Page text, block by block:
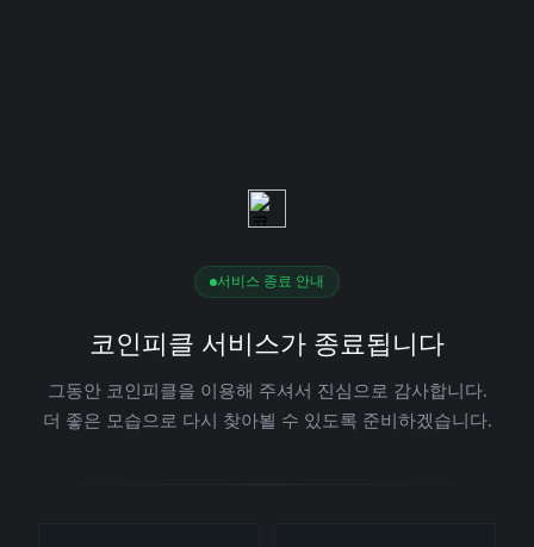
서비스 종료 안내
코인피클 서비스가 종료됩니다
그동안 코인피클을 이용해 주셔서 진심으로 감사합니다.
더 좋은 모습으로 다시 찾아뵐 수 있도록 준비하겠습니다.